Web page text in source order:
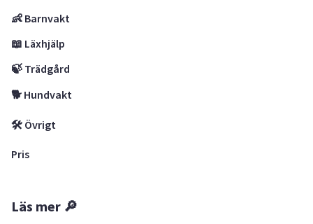
👶 Barnvakt
📖 Läxhjälp
🍃 Trädgård
🐕 Hundvakt
🛠 Övrigt
Pris
Läs mer 🔎